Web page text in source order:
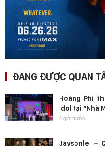
ĐANG ĐƯỢC QUAN
Hoàng Phi
Idol tại “Nhà
6 giờ trước
Jaysonlei –